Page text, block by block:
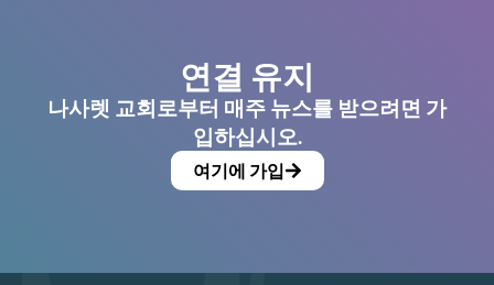
연결 유지
나사렛 교회로부터 매주 뉴스를 받으려면 가
입하십시오.
여기에 가입